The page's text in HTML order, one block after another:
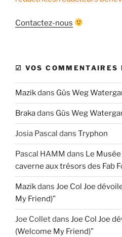
Contactez-nous
☑ VOS
Mazikdans Güs Weg
Brakadans Güs Weg
Josia Pascal dans Tryphon
Pascal HAMM dans Le Musée
caverne aux trésors des Fab
Mazikdans Joe Col Joe
My Friend)”
Joe Colletdans Joe Col Joe
(Welcome My Friend)”